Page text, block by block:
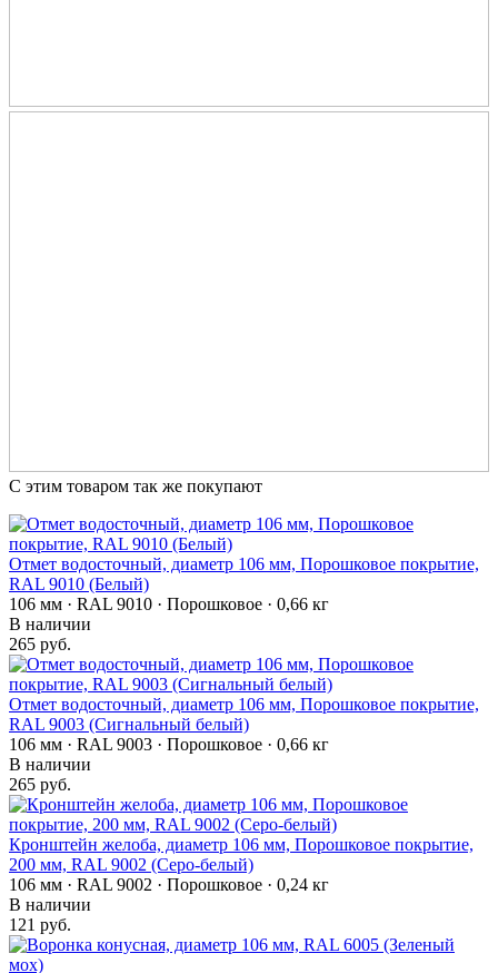
С этим товаром так же покупают
Отмет водосточный, диаметр 106 мм, Порошковое покрытие,
RAL 9010 (Белый)
106 мм · RAL 9010 · Порошковое · 0,66 кг
В наличии
265 руб.
Отмет водосточный, диаметр 106 мм, Порошковое покрытие,
RAL 9003 (Сигнальный белый)
106 мм · RAL 9003 · Порошковое · 0,66 кг
В наличии
265 руб.
Кронштейн желоба, диаметр 106 мм, Порошковое покрытие,
200 мм, RAL 9002 (Серо-белый)
106 мм · RAL 9002 · Порошковое · 0,24 кг
В наличии
121 руб.